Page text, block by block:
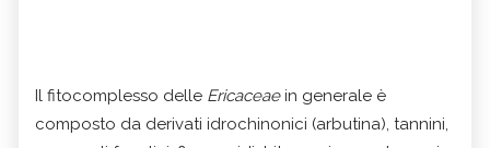
Il fitocomplesso delle Ericaceaein generale è
composto da derivati idrochinonici (arbutina), tannini,